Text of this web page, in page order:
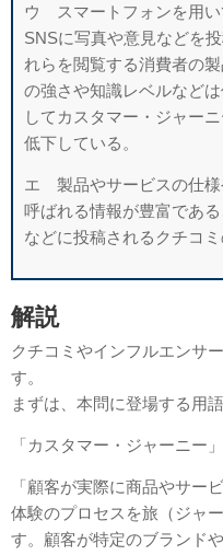
ウ スマートフォンを用い
SNSに写真や意見などを
れらを閲覧する消費者の
の強さや知識レベルなど
してカスタマー・ジャー
低下している。
エ 製品やサービスの仕様
呼ばれる情報が豊富であ
などに投稿されるクチコミ
解説
クチコミやインフルエンサ
す。
まずは、本問に登場する用
「カスタマー・ジャーニー」
「顧客が実際に商品やサー
体験のプロセスを旅（ジャ
す。 顧客が特定のブランド